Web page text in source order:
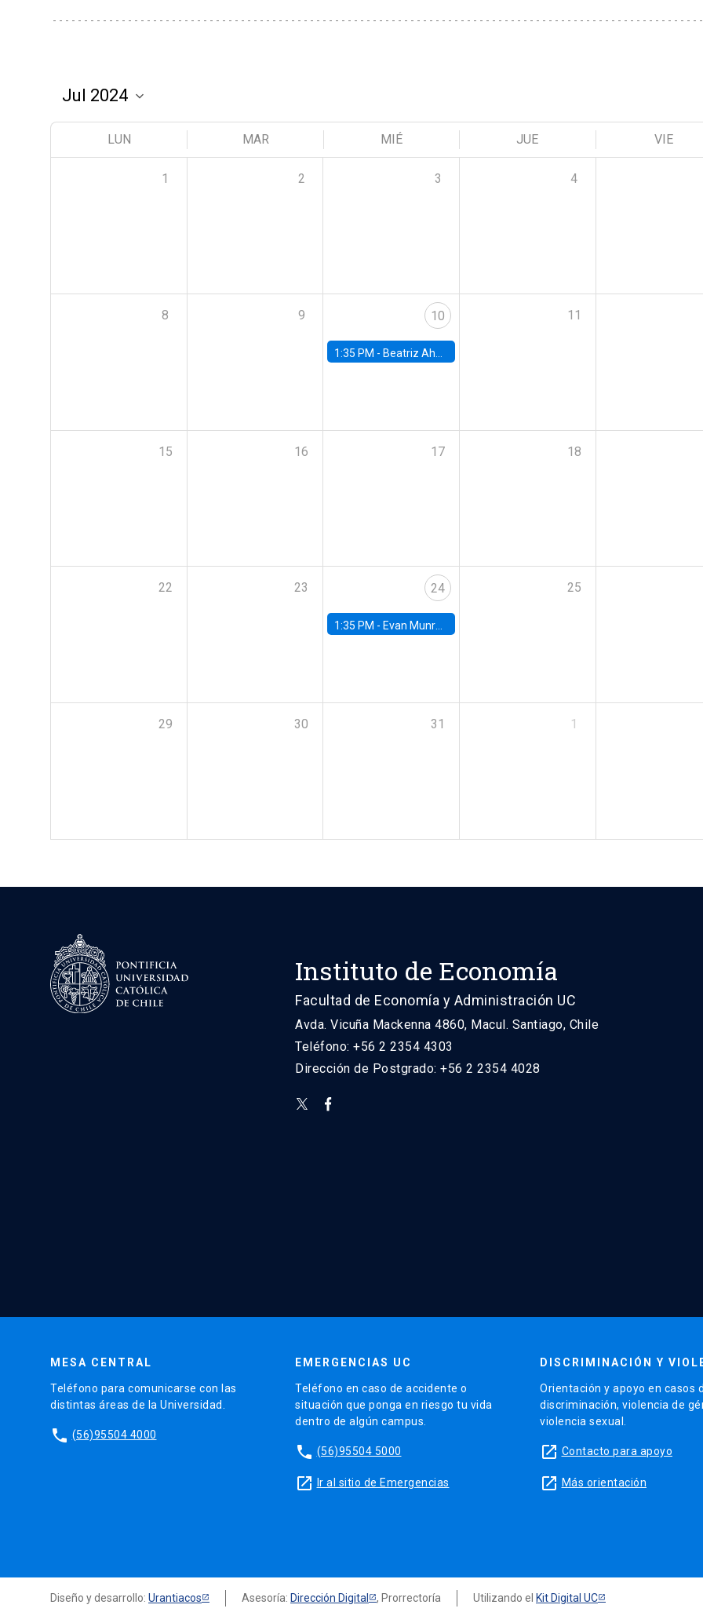
LUN MAR MIÉ JUE VIE
1 2 3 4
8 9 10
1:35 PM - Beatriz Ahumada, PhD candidate, Universidad de Pittsburgh
11
15 16 17 18
22 23 24
1:35 PM - Evan Munro, Neyman Visiting Assistant Professor in the Department of Statistics at UC Berkeley
25
29 30 31 1
Instituto de Economía
Facultad de Economía y Administración UC
Avda. Vicuña Mackenna 4860, Macul. Santiago, Chile
Teléfono: +56 2 2354 4303
Dirección de Postgrado: +56 2 2354 4028
MESA CENTRAL
Teléfono para comunicarse con las
distintas áreas de la Universidad.
phone (56)95504 4000
EMERGENCIAS UC
Teléfono en caso de accidente o
situación que ponga en riesgo tu vida
dentro de algún campus.
phone (56)95504 5000
launch Ir al sitio de Emergencias
DISCRIMINACIÓN Y
Orientación y apoyo en casos
discriminación, violencia de
violencia sexual.
launch Contacto para apoyo
launch Más orientación
Diseño y desarrollo: Urantiacos Asesoría: Dirección Digital , Prorrectoría Utilizando el Kit Digital UC